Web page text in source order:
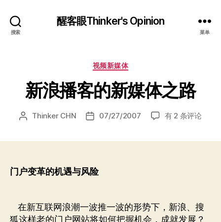
搜索
醒客眼Thinker's Opinion
菜单
分
视频新媒体
新浪播客的新媒体之路
文 Thinker CHN
发 07/27/2007
新
之
路
有 2 条评论
门户变革的机遇与风险
在新互联网浪潮一波推一波的形势下，新浪、搜